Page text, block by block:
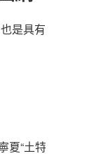
是具有
夏“土特